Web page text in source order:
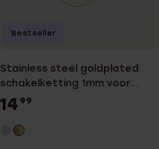
Stainless steel goldplated
schakelketting 1mm voor
dames
14 99
Bestseller